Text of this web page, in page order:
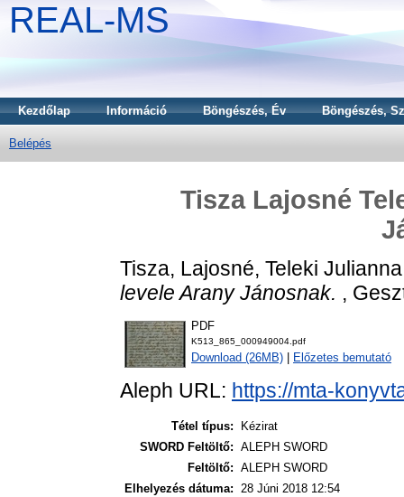
REAL-MS
Kezdőlap Információ Böngészés, Év Böngészés,
Belépés
Tisza Lajosné
Tisza, Lajosné, Teleki Julianna
levele Arany Jánosnak. ,
PDF
K513_865_000949004.pdf
Download (26MB) Előzetes bemutató
Aleph URL: https://mta-
Tétel típus:
Kézirat
SWORD Feltöltő: ALEPH SWORD
Feltöltő: ALEPH SWORD
Elhelyezés dátuma: 28 Júni 2018 12:54